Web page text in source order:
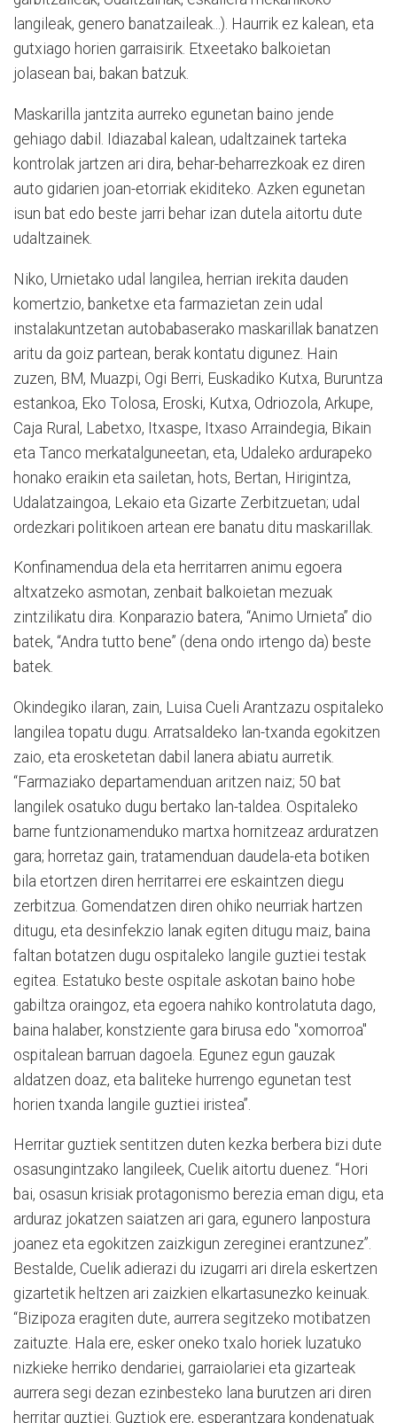
langileak, genero banatzaileak...). Haurrik ez kalean, eta
gutxiago horien garraisirik. Etxeetako balkoietan
jolasean bai, bakan batzuk.
Maskarilla jantzita aurreko egunetan baino jende
gehiago dabil. Idiazabal kalean, udaltzainek tarteka
kontrolak jartzen ari dira, behar-beharrezkoak ez diren
auto gidarien joan-etorriak ekiditeko. Azken egunetan
isun bat edo beste jarri behar izan dutela aitortu dute
udaltzainek.
Niko, Urnietako udal langilea, herrian irekita dauden
komertzio, banketxe eta farmazietan zein udal
instalakuntzetan autobabaserako maskarillak banatzen
aritu da goiz partean, berak kontatu digunez. Hain
zuzen, BM, Muazpi, Ogi Berri, Euskadiko Kutxa, Buruntza
estankoa, Eko Tolosa, Eroski, Kutxa, Odriozola, Arkupe,
Caja Rural, Labetxo, Itxaspe, Itxaso Arraindegia, Bikain
eta Tanco merkatalguneetan, eta, Udaleko ardurapeko
honako eraikin eta sailetan, hots, Bertan, Hirigintza,
Udalatzaingoa, Lekaio eta Gizarte Zerbitzuetan; udal
ordezkari politikoen artean ere banatu ditu maskarillak.
Konfinamendua dela eta herritarren animu egoera
altxatzeko asmotan, zenbait balkoietan mezuak
zintzilikatu dira. Konparazio batera, “Animo Urnieta” dio
batek, “Andra tutto bene” (dena ondo irtengo da) beste
batek.
Okindegiko ilaran, zain, Luisa Cueli Arantzazu ospitaleko
langilea topatu dugu. Arratsaldeko lan-txanda egokitzen
zaio, eta erosketetan dabil lanera abiatu aurretik.
“Farmaziako departamenduan aritzen naiz; 50 bat
langilek osatuko dugu bertako lan-taldea. Ospitaleko
barne funtzionamenduko martxa hornitzeaz arduratzen
gara; horretaz gain, tratamenduan daudela-eta botiken
bila etortzen diren herritarrei ere eskaintzen diegu
zerbitzua. Gomendatzen diren ohiko neurriak hartzen
ditugu, eta desinfekzio lanak egiten ditugu maiz, baina
faltan botatzen dugu ospitaleko langile guztiei testak
egitea. Estatuko beste ospitale askotan baino hobe
gabiltza oraingoz, eta egoera nahiko kontrolatuta dago,
baina halaber, konstziente gara birusa edo "xomorroa"
ospitalean barruan dagoela. Egunez egun gauzak
aldatzen doaz, eta baliteke hurrengo egunetan test
horien txanda langile guztiei iristea”.
Herritar guztiek sentitzen duten kezka berbera bizi dute
osasungintzako langileek, Cuelik aitortu duenez. “Hori
bai, osasun krisiak protagonismo berezia eman digu, eta
arduraz jokatzen saiatzen ari gara, egunero lanpostura
joanez eta egokitzen zaizkigun zereginei erantzunez”.
Bestalde, Cuelik adierazi du izugarri ari direla eskertzen
gizartetik heltzen ari zaizkien elkartasunezko keinuak.
“Bizipoza eragiten dute, aurrera segitzeko motibatzen
zaituzte. Hala ere, esker oneko txalo horiek luzatuko
nizkieke herriko dendariei, garraiolariei eta gizarteak
aurrera segi dezan ezinbesteko lana burutzen ari diren
herritar guztiei. Guztiok ere, esperantzara kondenatuak